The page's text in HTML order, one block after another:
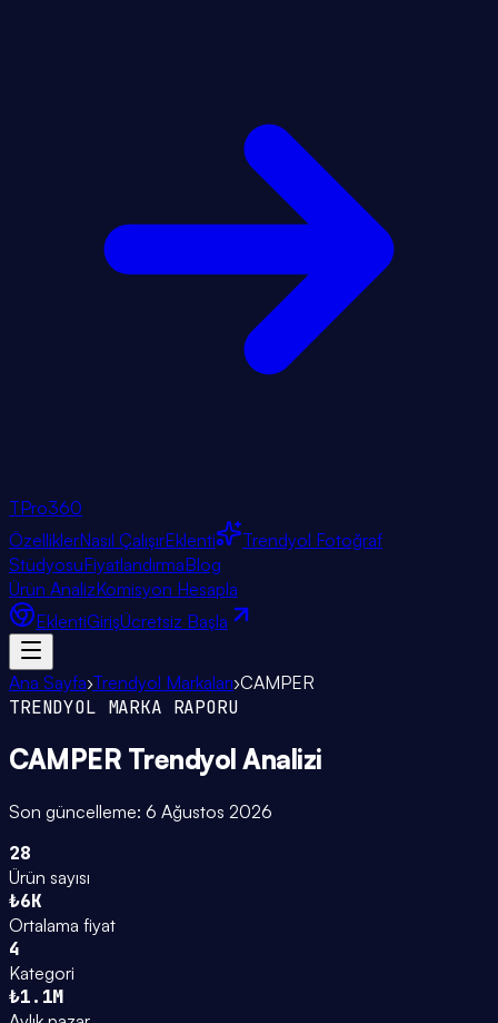
TPro360
ÖzelliklerNasıl ÇalışırEklenti
Trendyol Fotoğraf
StüdyosuFiyatlandırmaBlog
Ürün AnalizKomisyon Hesapla
EklentiGirişÜcretsiz Başla
Ana Sayfa›Trendyol Markaları›CAMPER
TRENDYOL MARKA RAPORU
CAMPER Trendyol Analizi
Son güncelleme: 6 Ağustos 2026
28
Ürün sayısı
₺6K
Ortalama fiyat
4
Kategori
₺1.1M